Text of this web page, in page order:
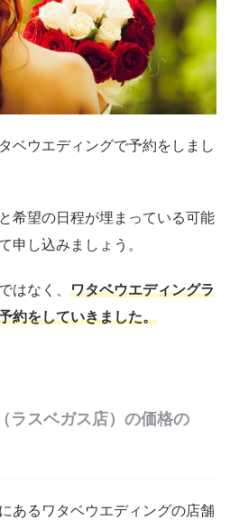
ベウエディングで予約をしまし
希望の日程が埋まっている可能
申し込みましょう。
はなく、 ワタベウエディングラ
約をしていきました。
ラスベガス店）の価格の
あるワタベウエディングの店舗